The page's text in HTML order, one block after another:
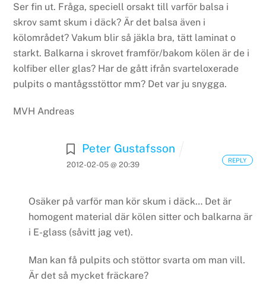
Ser fin ut. Fråga, speciell orsakt till varför balsa i
skrov samt skum i däck? Är det balsa även i
kölområdet? Vakum blir så jäkla bra, tätt laminat o
starkt. Balkarna i skrovet framför/bakom kölen är de i
kolfiber eller glas? Har de gått ifrån svarteloxerade
pulpits o mantågsstöttor mm? Det var ju snygga.
MVH Andreas
Peter Gustafsson
2012-02-05 @ 20:39
Osäker på varför man kör skum i däck… Det är
homogent material där kölen sitter och balkarna är
i E-glass (såvitt jag vet).
Man kan få pulpits och stöttor svarta om man vill.
Är det så mycket fräckare?
REPLY